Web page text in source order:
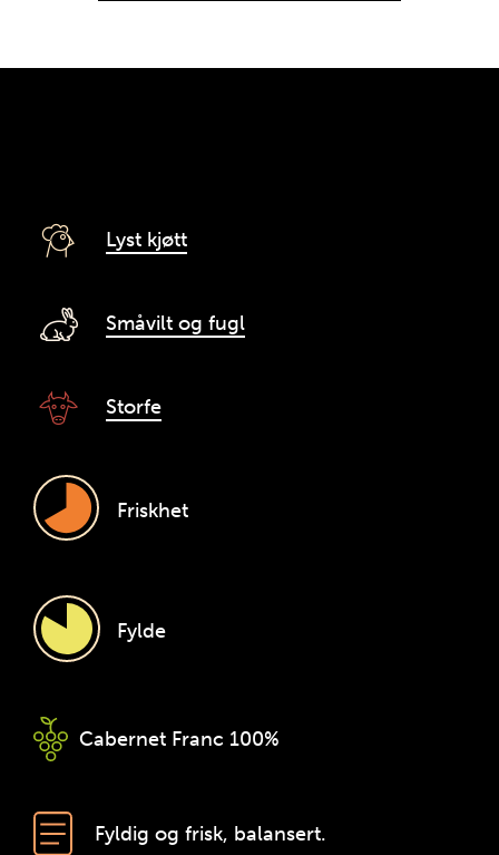
Lyst kjøtt
Småvilt og fugl
Storfe
Friskhet
Fylde
Cabernet Franc 100%
Fyldig og frisk, balansert.